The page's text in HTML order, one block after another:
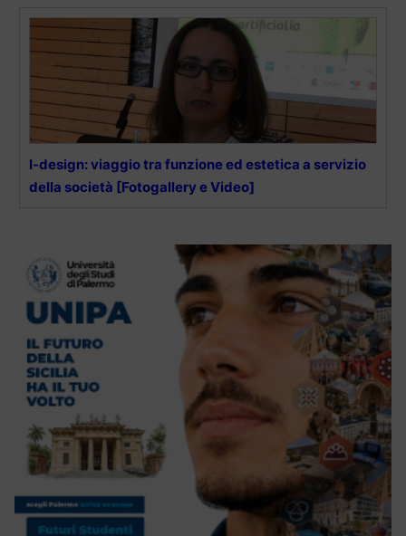
I-design: viaggio tra funzione ed estetica a servizio
della società [Fotogallery e Video]